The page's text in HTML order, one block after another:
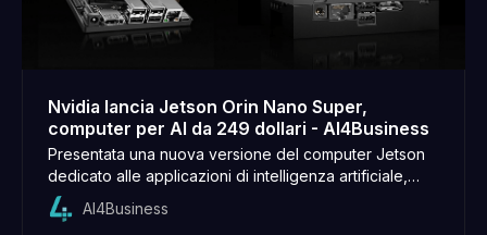
Nvidia lancia Jetson Orin Nano Super,
computer per AI da 249 dollari - AI4Business
Presentata una nuova versione del computer Jetson
dedicato alle applicazioni di intelligenza artificiale,
venduta alla metà del modello precedente. Questo
lancio mira a rendere più accessibile l’uso dell’AI per
AI4Business